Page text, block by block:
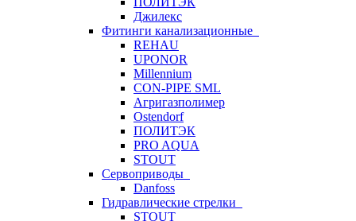
Джилекс
Фитинги канализационные
REHAU
UPONOR
Millennium
CON-PIPE SML
Агригазполимер
Ostendorf
ПОЛИТЭК
PRO AQUA
STOUT
Сервоприводы
Danfoss
Гидравлические стрелки
STOUT